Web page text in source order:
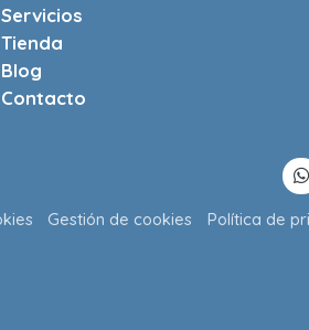
Servicios
Tienda
Blog
Contacto
Gestión de cookies Política de